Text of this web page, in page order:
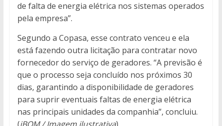
de falta de energia elétrica nos sistemas operados
pela empresa”.
Segundo a Copasa, esse contrato venceu e ela
está fazendo outra licitação para contratar novo
fornecedor do serviço de geradores. “A previsão é
que o processo seja concluído nos próximos 30
dias, garantindo a disponibilidade de geradores
para suprir eventuais faltas de energia elétrica
nas principais unidades da companhia”, concluiu.